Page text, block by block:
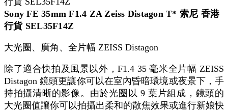
Sony FE 35mm F1.4 ZA Zeiss Distagon T* 索尼 香港
行貨 SEL35F14Z
大光圈、廣角、全片幅 ZEISS Distagon
除了適合快拍及風景以外，F1.4 35 毫米全片幅 ZEISS
Distagon 鏡頭更讓你可以在室內昏暗環境或夜景下，手
持拍攝清晰的影像。由於光圈以 9 葉片組成，鏡頭的
大光圈值讓你可以拍攝出柔和的散焦效果或進行新娘快